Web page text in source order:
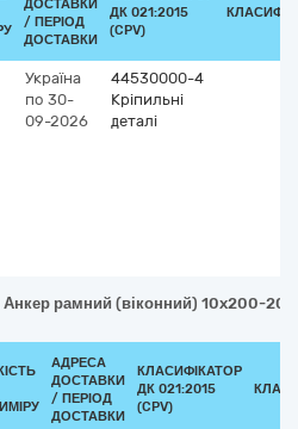
ДОСТАВКИ
/ ПЕРІОД
ДОСТАВКИ
ДК 021:2015
(CPV)
Україна
по 30-
09-2026
44530000-4
Кріпильні
деталі
Анкер рамний (віконний) 10x200-
АДРЕСА
ДОСТАВКИ
/ ПЕРІОД
ДОСТАВКИ
КЛАСИФІКАТОР
ДК 021:2015
(CPV)